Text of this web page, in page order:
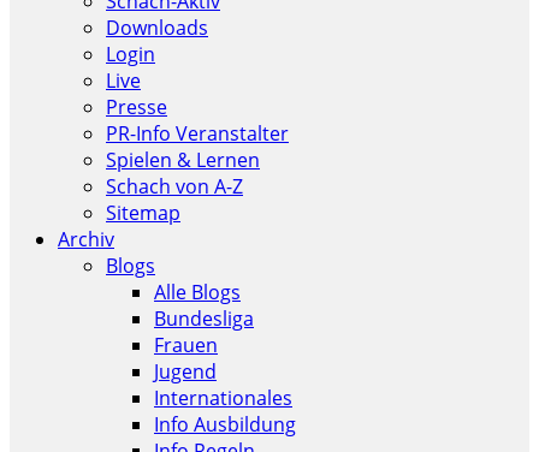
Downloads
Login
Live
Presse
PR-Info Veranstalter
Spielen & Lernen
Schach von A-Z
Sitemap
Archiv
Blogs
Alle Blogs
Bundesliga
Frauen
Jugend
Internationales
Info Ausbildung